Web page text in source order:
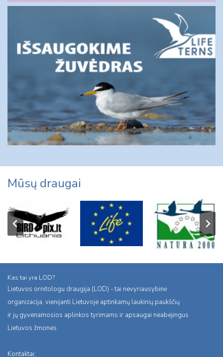
Mūsų draugai
Kas tai yra LOD?
Lietuvos ornitologu draugija (LOD) - tai nevyriausybinė
organizacija, vienijanti Lietuvoje aptinkamų laukinių paukščių
ir jų gyvenamosios aplinkos tyrimams ir apsaugai neabejingus
Lietuvos žmones.
Kontaktai: